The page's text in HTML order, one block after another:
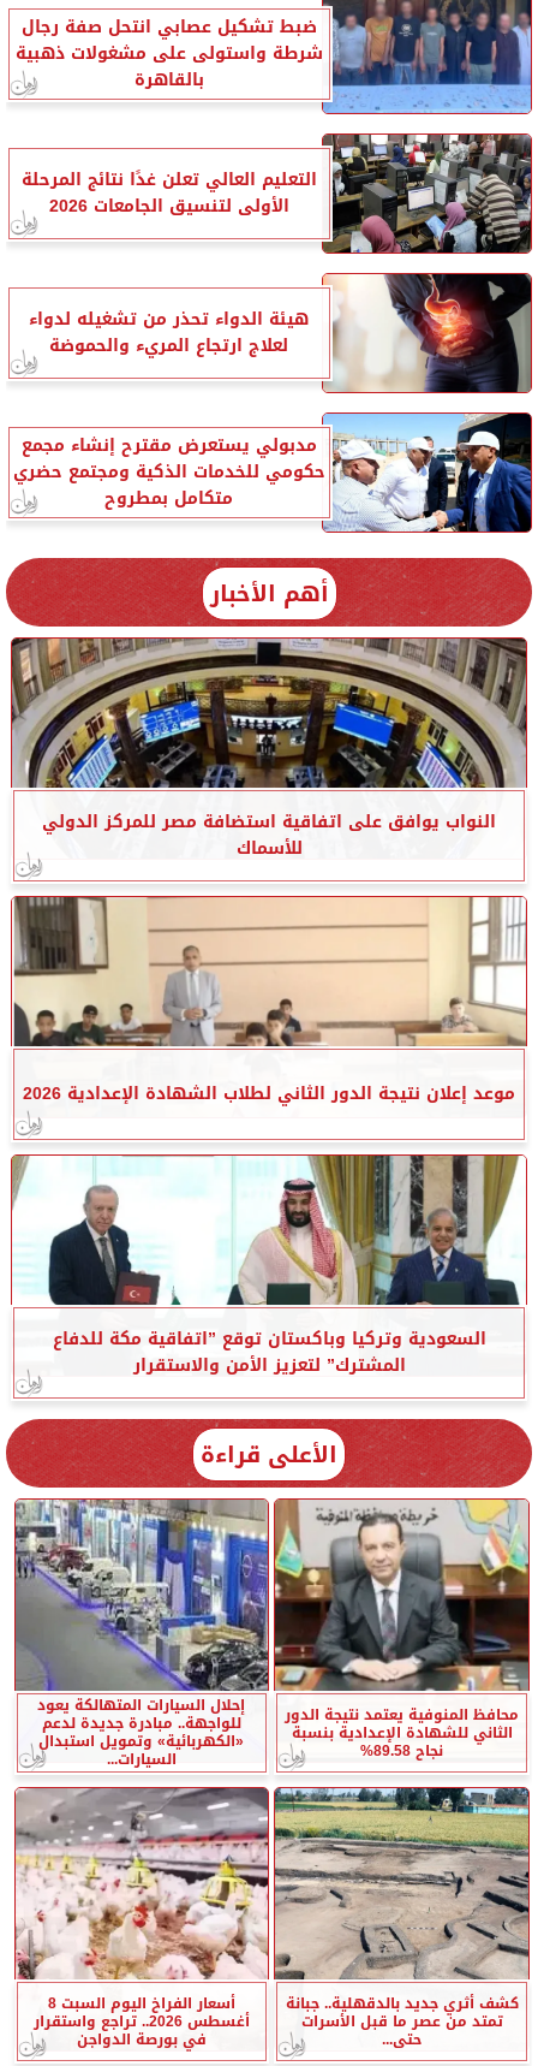
ضبط تشكيل عصابي انتحل صفة رجال
شرطة واستولى على مشغولات ذهبية
بالقاهرة
التعليم العالي تعلن غدًا نتائج المرحلة
الأولى لتنسيق الجامعات 2026
هيئة الدواء تحذر من تشغيله لدواء
لعلاج ارتجاع المريء والحموضة
مدبولي يستعرض مقترح إنشاء مجمع
حكومي للخدمات الذكية ومجتمع حضري
متكامل بمطروح
أهم الأخبار
النواب يوافق على اتفاقية استضافة مصر للمركز الدولي
للأسماك
موعد إعلان نتيجة الدور الثاني لطلاب الشهادة الإعدادية 2026
السعودية وتركيا وباكستان توقع ”اتفاقية مكة للدفاع
المشترك” لتعزيز الأمن والاستقرار
الأعلى قراءة
محافظ المنوفية يعتمد نتيجة الدور
الثاني للشهادة الإعدادية بنسبة
نجاح 89.58%
إحلال السيارات المتهالكة يعود
للواجهة.. مبادرة جديدة لدعم
«الكهربائية» وتمويل استبدال
السيارات...
كشف أثري جديد بالدقهلية.. جبانة
تمتد من عصر ما قبل الأسرات
حتى...
أسعار الفراخ اليوم السبت 8
أغسطس 2026.. تراجع واستقرار
في بورصة الدواجن